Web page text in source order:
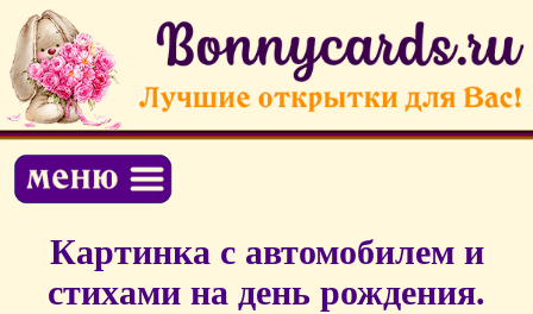
Картинка с автомобилем и
стихами на день рождения.